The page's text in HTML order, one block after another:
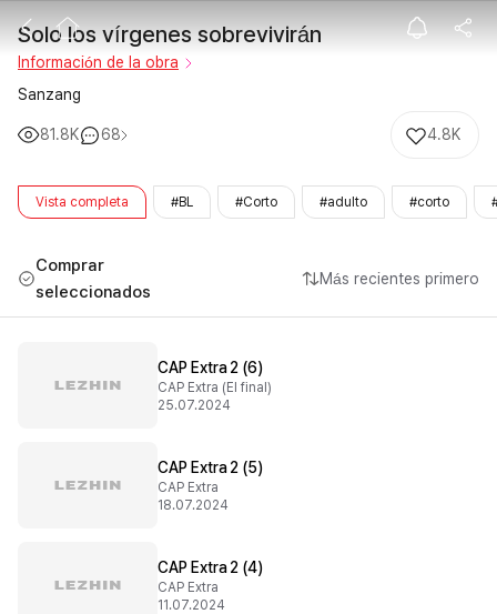
Solo los
Solo los vírgenes sobrevivirán
Información de la obra
Sanzang
81.8K 68 4.8K
Vista completa #BL #Corto #adulto #corto
Comprar
seleccionados
Más recientes primero
CAP Extra 2 (6)
CAP Extra (El final)
25.07.2024
CAP Extra 2 (5)
CAP Extra
18.07.2024
CAP Extra 2 (4)
CAP Extra
11.07.2024